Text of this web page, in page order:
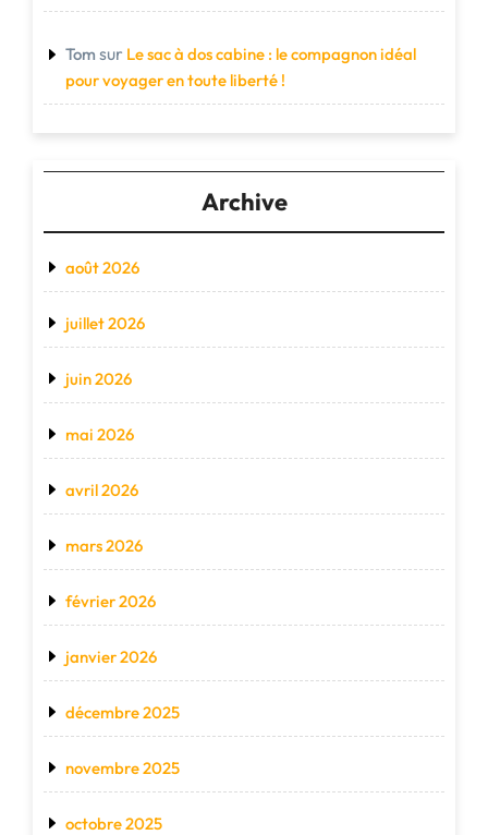
Tom sur Le sac à dos cabine : le compagnon idéal
pour voyager en toute liberté !
Archive
août 2026
juillet 2026
juin 2026
mai 2026
avril 2026
mars 2026
février 2026
janvier 2026
décembre 2025
novembre 2025
octobre 2025